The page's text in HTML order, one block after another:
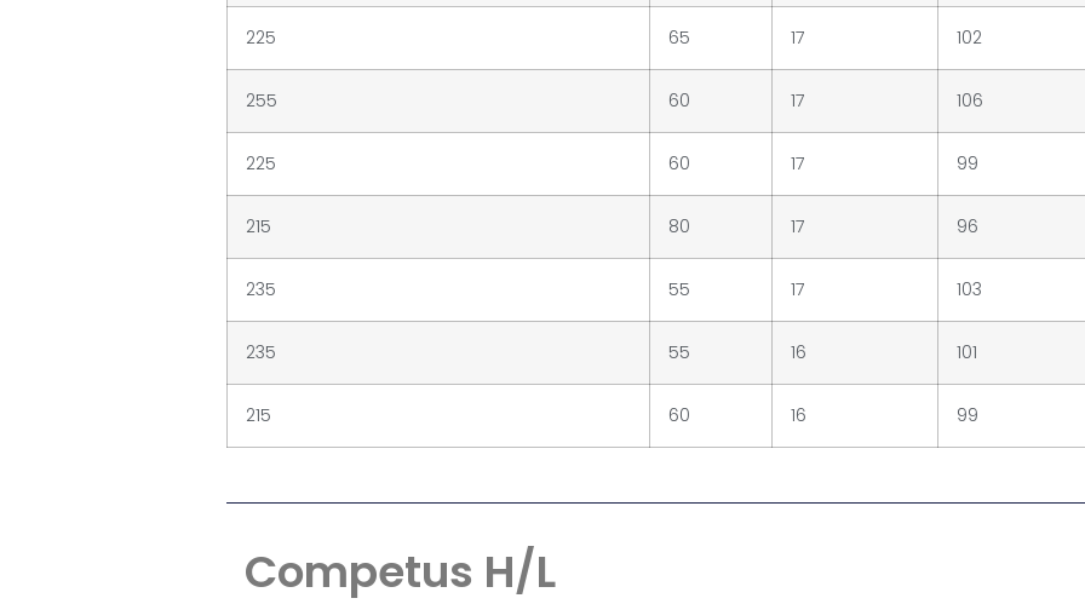
225 65 17 102
255 60 17 106
225 60 17 99
215 80 17 96
235 55 17 103
235 55 16 101
215 60 16 99
Competus H/L